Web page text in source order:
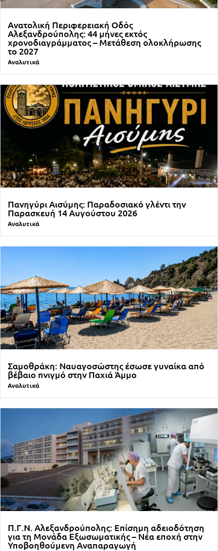
Ανατολική Περιφερειακή Οδός
Αλεξανδρούπολης: 44 μήνες εκτός
χρονοδιαγράμματος – Μετάθεση ολοκλήρωσης
το 2027
Αναλυτικά
Πανηγύρι Αισύμης: Παραδοσιακό γλέντι την
Παρασκευή 14 Αυγούστου 2026
Αναλυτικά
Σαμοθράκη: Ναυαγοσώστης έσωσε γυναίκα από
βέβαιο πνιγμό στην Παχιά Άμμο
Αναλυτικά
Π.Γ.Ν. Αλεξανδρούπολης: Επίσημη αδειοδότηση
για τη Μονάδα Εξωσωματικής – Νέα εποχή στην
Υποβοηθούμενη Αναπαραγωγή